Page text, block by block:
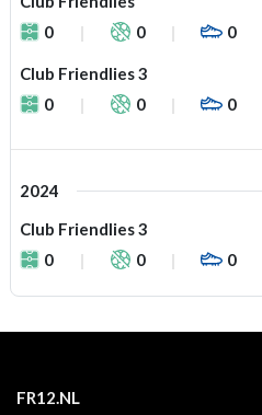
0
0 0
Club Friendlies 3
0
0 0
2024
Club Friendlies 3
0
0 0
FR12.NL